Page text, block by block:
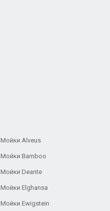
Мойки Alveus
Мойки Bamboo
Мойки Deante
Мойки Elghansa
Мойки Ewigstein